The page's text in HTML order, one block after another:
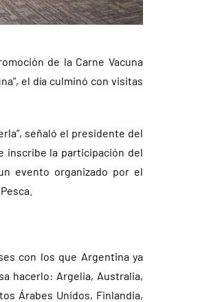
de la Carne Vacuna
el día culminó con visitas
señaló el presidente del
inscribe la participación del
evento organizado por el
con los que Argentina ya
hacerlo: Argelia, Australia,
Árabes Unidos, Finlandia,